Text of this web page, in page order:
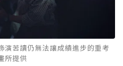
演苦讀仍無法讓成績進步的重考
所提供